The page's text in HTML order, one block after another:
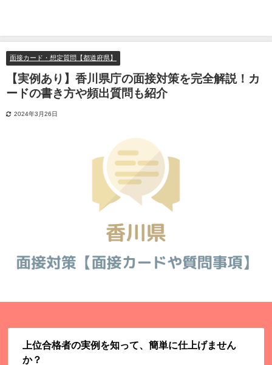
面接カード・想定質問【都道府県】
【実例あり】香川県庁の面接対策を完全解説！カ
ードの書き方や頻出質問も紹介
2024年3月26日
上位合格者の実例を知って、簡単に仕上げません
か？